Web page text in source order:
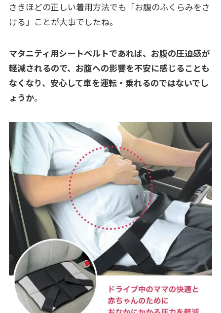
さきほどの正しい着用方法でも「お腹のふくらみをさ
ける」ことが大事でしたね。
マタニティ用シートベルトであれば、お腹の圧迫感が
軽減されるので、お腹への影響を不安に感じることも
なくなり、安心して車を運転・乗れるのではないでし
ょうか。